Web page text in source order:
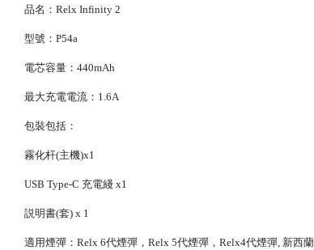
品名：Relx Infinity 2
型號：P54a
電芯容量：440mAh
最大充電電流：1.6A
包裝包括：
霧化杆(主機)x1
USB Type-C 充電綫 x1
説明書(套) x 1
適用煙彈：Relx 6代煙彈，Relx 5代煙彈，Relx4代煙彈, 新西